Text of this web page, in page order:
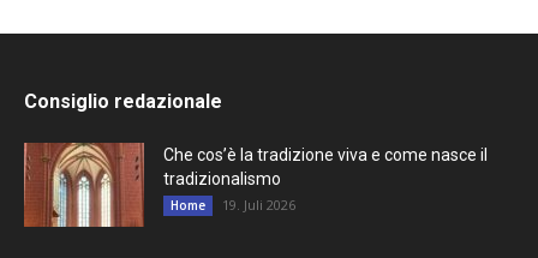
Consiglio redazionale
Che cos’è la tradizione viva e come nasce il
tradizionalismo
Home 19. Juli 2026